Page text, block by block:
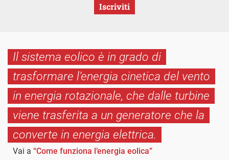
Iscriviti
Il sistema eolico è in grado di
trasformare l’energia cinetica del vento
in energia rotazionale, che dalle turbine
viene trasferita a un generatore che la
converte in energia elettrica.
Vai a “Come funziona l’energia eolica”